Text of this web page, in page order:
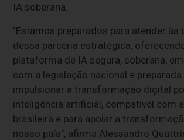
IA soberana.
"Estamos preparados para atender às
dessa parceria estratégica,
plataforma de IA segura, soberana,
com a legislação nacional e preparada
impulsionar a transformação digital
inteligência artificial, compatível com
brasileira e para apoiar a
nosso país", afirma Alessandro